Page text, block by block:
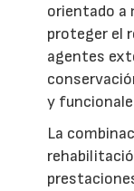
orientado a
proteger el
agentes
y
La